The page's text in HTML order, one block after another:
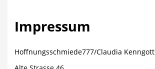
Impressum
Hoffnungsschmiede777/Claudia Kenngott